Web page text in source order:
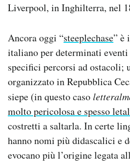
Liverpool, in Inghilterra, nel
Ancora oggi “steeplechase” è
italiano per determinati
specifici percorsi ad ostacoli;
organizzato in Repubblica
siepe (in questo caso
molto pericolosa e spesso
costretti a saltarla. In certe
hanno nomi più didascalici e
evocano più l’origine legata